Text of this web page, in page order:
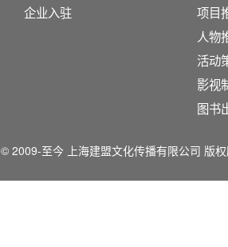
企业入驻
项目
人物
活动
影视
图书
© 2009-至今 上海建盟文化传播有限公司 版